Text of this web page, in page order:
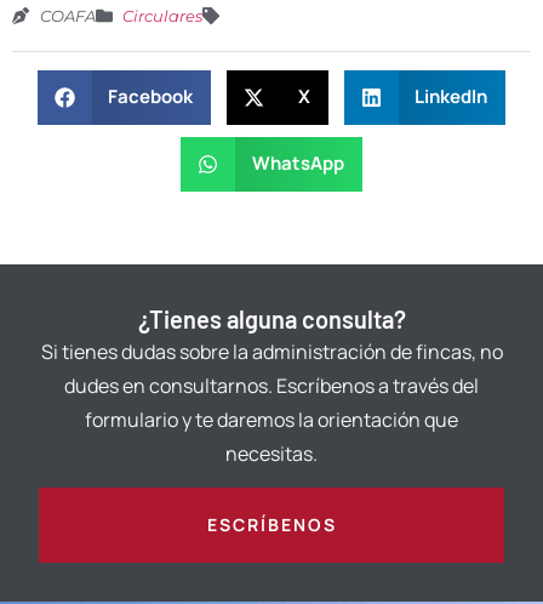
COAFA Circulares
Facebook X LinkedIn
WhatsApp
¿Tienes alguna consulta?
Si tienes dudas sobre la administración de fincas, no
dudes en consultarnos. Escríbenos a través del
formulario y te daremos la orientación que
necesitas.
ESCRÍBENOS